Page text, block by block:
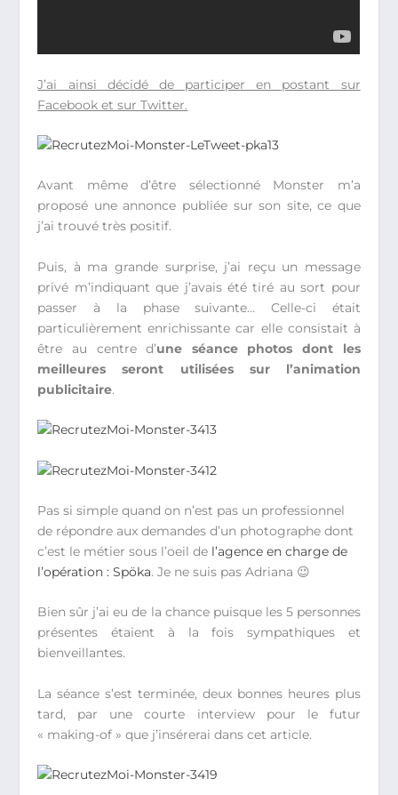
J’ai ainsi décidé de participer en postant sur
Facebook et sur Twitter.
Avant même d’être sélectionné Monster m’a
proposé une annonce publiée sur son site, ce que
j’ai trouvé très positif.
Puis, à ma grande surprise, j’ai reçu un message
privé m’indiquant que j’avais été tiré au sort pour
passer à la phase suivante… Celle-ci était
particulièrement enrichissante car elle consistait à
être au centre d’une séance photos dont les
meilleures seront utilisées sur l’animation
publicitaire.
Pas si simple quand on n’est pas un professionnel
de répondre aux demandes d’un photographe dont
c’est le métier sous l’oeil de l’agence en charge de
l’opération : Spöka. Je ne suis pas Adriana 😉
Bien sûr j’ai eu de la chance puisque les 5 personnes
présentes étaient à la fois sympathiques et
bienveillantes.
La séance s’est terminée, deux bonnes heures plus
tard, par une courte interview pour le futur
« making-of » que j’insérerai dans cet article.